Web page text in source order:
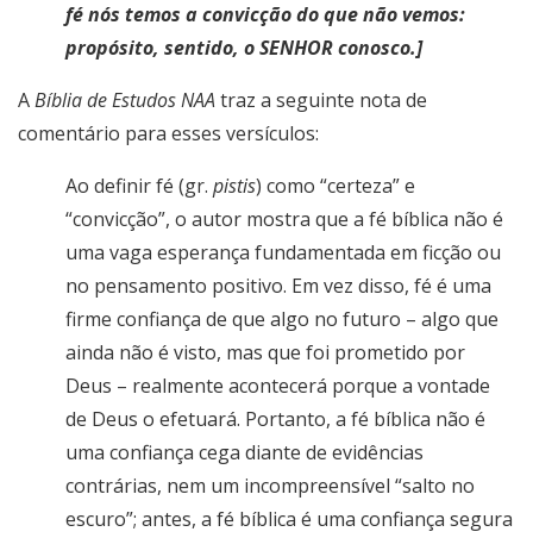
fé nós temos a convicção do que não vemos:
propósito, sentido, o SENHOR conosco.]
ABíblia de Estudos NAAtraz a seguinte nota de
comentário para esses versículos:
Ao definir fé (gr. pistis) como “certeza” e
“convicção”, o autor mostra que a fé bíblica não é
uma vaga esperança fundamentada em ficção ou
no pensamento positivo. Em vez disso, fé é uma
firme confiança de que algo no futuro – algo que
ainda não é visto, mas que foi prometido por
Deus – realmente acontecerá porque a vontade
de Deus o efetuará. Portanto, a fé bíblica não é
uma confiança cega diante de evidências
contrárias, nem um incompreensível “salto no
escuro”; antes, a fé bíblica é uma confiança segura